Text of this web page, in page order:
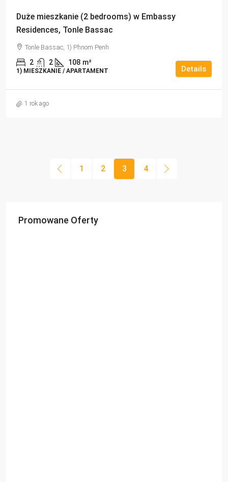
Duże mieszkanie (2 bedrooms) w Embassy
Residences, Tonle Bassac
Tonle Bassac, 1) Phnom Penh
2 2 108 m²
1) MIESZKANIE / APARTAMENT Details
1 rok ago
1 2 3 4
Promowane Oferty